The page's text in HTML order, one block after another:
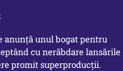
anunță unul bogat pentru
cu nerăbdare lansările
promit superproducții.